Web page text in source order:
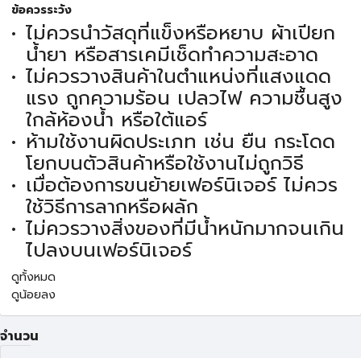
ข้อควรระวัง
ไม่ควรนำวัสดุที่แข็งหรือหยาบ ผ้าเปียก
น้ำยา หรือสารเคมีเช็ดทำความสะอาด
ไม่ควรวางสินค้าในตำแหน่งที่แสงแดด
แรง ถูกความร้อน เปลวไฟ ความชื้นสูง
ใกล้ห้องน้ำ หรือใต้แอร์
ห้ามใช้งานผิดประเภท เช่น ยืน กระโดด
โยกบนตัวสินค้าหรือใช้งานไม่ถูกวิธี
เมื่อต้องการขนย้ายเฟอร์นิเจอร์ ไม่ควร
ใช้วิธีการลากหรือผลัก
ไม่ควรวางสิ่งของที่มีน้ำหนักมากจนเกิน
ไปลงบนเฟอร์นิเจอร์
ดูทั้งหมด
ดูน้อยลง
จำนวน